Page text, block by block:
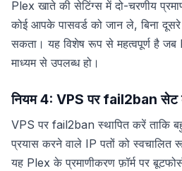
Plex खाते की सेटिंग्स में दो-चरणीय
कोई आपके पासवर्ड को जान ले, बिना
सकता। यह विशेष रूप से महत्वपूर्ण है
माध्यम से उपलब्ध हो।
नियम 4: VPS पर fail2ban सेट
VPS पर fail2ban स्थापित करें
प्रयास करने वाले IP पतों को स्वचालित
यह Plex के प्रमाणीकरण फ़ॉर्म पर